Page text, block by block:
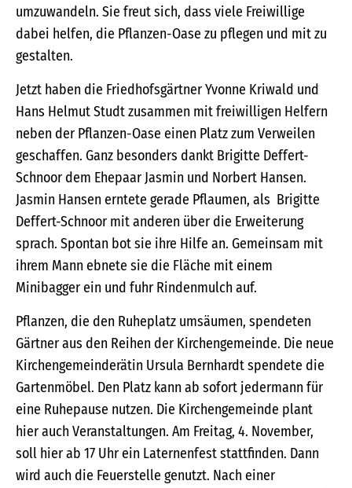
umzuwandeln. Sie freut sich, dass viele Freiwillige
dabei helfen, die Pflanzen-Oase zu pflegen und mit zu
gestalten.
Jetzt haben die Friedhofsgärtner Yvonne Kriwald und
Hans Helmut Studt zusammen mit freiwilligen Helfern
neben der Pflanzen-Oase einen Platz zum Verweilen
geschaffen. Ganz besonders dankt Brigitte Deffert-
Schnoor dem Ehepaar Jasmin und Norbert Hansen.
Jasmin Hansen erntete gerade Pflaumen, als Brigitte
Deffert-Schnoor mit anderen über die Erweiterung
sprach. Spontan bot sie ihre Hilfe an. Gemeinsam mit
ihrem Mann ebnete sie die Fläche mit einem
Minibagger ein und fuhr Rindenmulch auf.
Pflanzen, die den Ruheplatz umsäumen, spendeten
Gärtner aus den Reihen der Kirchengemeinde. Die neue
Kirchengemeinderätin Ursula Bernhardt spendete die
Gartenmöbel. Den Platz kann ab sofort jedermann für
eine Ruhepause nutzen. Die Kirchengemeinde plant
hier auch Veranstaltungen. Am Freitag, 4. November,
soll hier ab 17 Uhr ein Laternenfest stattfinden. Dann
wird auch die Feuerstelle genutzt. Nach einer